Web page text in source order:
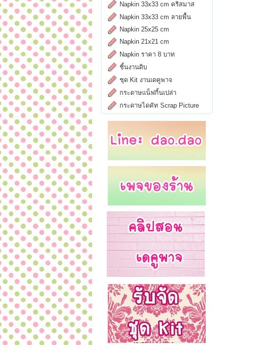
Napkin 33x33 cm คริสมาส
Napkin 33x33 cm ลายพื้น
Napkin 25x25 cm
Napkin 21x21 cm
Napkin ราคา 8 บาท
ชิ้นงานดิบ
ชุด Kit งานเดคูพาจ
กระดาษแน็ฟกิ้นเปล่า
กระดาษไดคัท Scrap Picture